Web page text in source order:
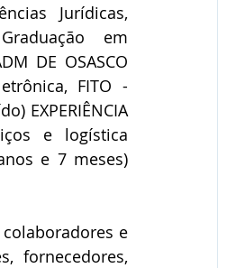
Jurídicas,
em
DE OSASCO
FITO -
EXPERIÊNCIA
e logística
e 7 meses)
e
fornecedores,